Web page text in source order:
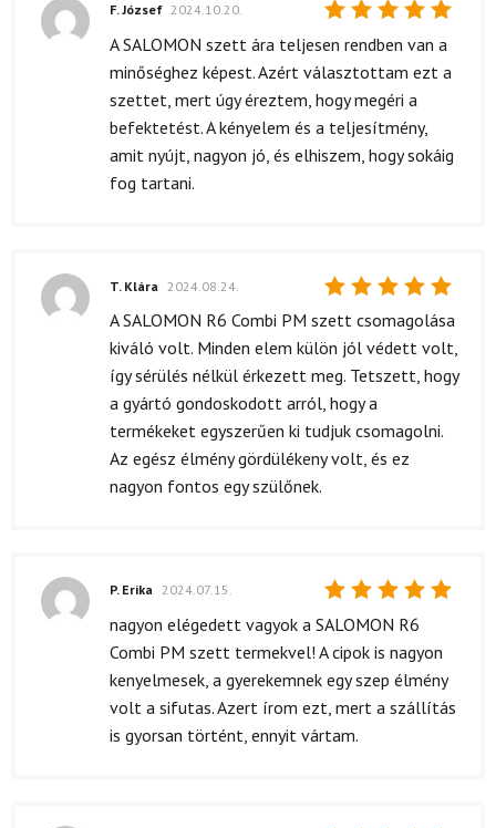
Értékelés:
F. József 2024.10.20.
A SALOMON szett ára teljesen rendben van a
minőséghez képest. Azért választottam ezt a
szettet, mert úgy éreztem, hogy megéri a
befektetést. A kényelem és a teljesítmény,
amit nyújt, nagyon jó, és elhiszem, hogy sokáig
fog tartani.
Értékelés:
T. Klára 2024.08.24.
A SALOMON R6 Combi PM szett csomagolása
kiváló volt. Minden elem külön jól védett volt,
így sérülés nélkül érkezett meg. Tetszett, hogy
a gyártó gondoskodott arról, hogy a
termékeket egyszerűen ki tudjuk csomagolni.
Az egész élmény gördülékeny volt, és ez
nagyon fontos egy szülőnek.
Értékelés:
P. Erika 2024.07.15.
nagyon elégedett vagyok a SALOMON R6
Combi PM szett termekvel! A cipok is nagyon
kenyelmesek, a gyerekemnek egy szep élmény
volt a sifutas. Azert írom ezt, mert a szállítás
is gyorsan történt, ennyit vártam.